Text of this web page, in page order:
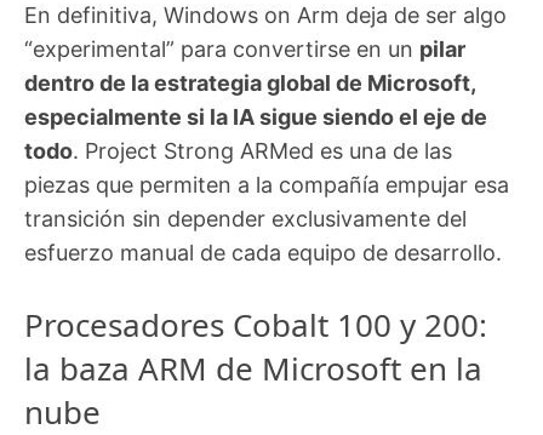
En definitiva, Windows on Arm deja de ser algo
“experimental” para convertirse en un pilar
dentro de la estrategia global de Microsoft,
especialmente si la IA sigue siendo el eje de
todo. Project Strong ARMed es una de las
piezas que permiten a la compañía empujar esa
transición sin depender exclusivamente del
esfuerzo manual de cada equipo de desarrollo.
Procesadores Cobalt 100 y 200:
la baza ARM de Microsoft en la
nube